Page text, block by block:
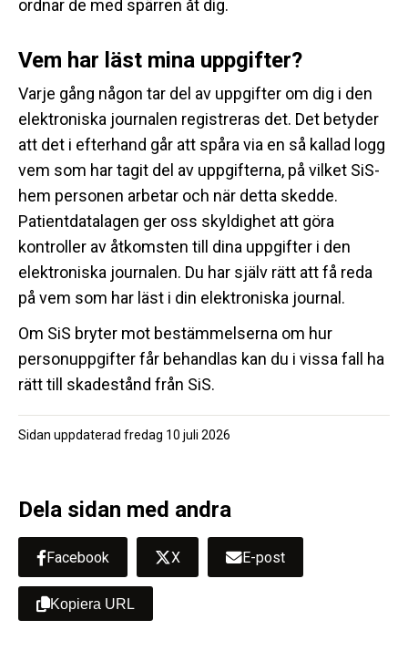
ordnar de med spärren åt dig.
Vem har läst mina uppgifter?
Varje gång någon tar del av uppgifter om dig i den
elektroniska journalen registreras det. Det betyder
att det i efterhand går att spåra via en så kallad logg
vem som har tagit del av uppgifterna, på vilket SiS-
hem personen arbetar och när detta skedde.
Patientdatalagen ger oss skyldighet att göra
kontroller av åtkomsten till dina uppgifter i den
elektroniska journalen. Du har själv rätt att få reda
på vem som har läst i din elektroniska journal.
Om SiS bryter mot bestämmelserna om hur
personuppgifter får behandlas kan du i vissa fall ha
rätt till skadestånd från SiS.
Sidan uppdaterad fredag 10 juli 2026
Dela sidan med andra
Facebook X E-post
Kopiera URL